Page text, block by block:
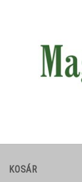
KOSÁR